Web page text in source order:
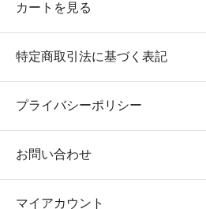
カートを見る
特定商取引法に基づく表記
プライバシーポリシー
お問い合わせ
マイアカウント